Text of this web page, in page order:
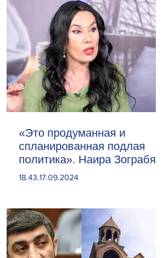
«Это продуманная и
спланированная подлая
политика». Наира Зограбян
18.43.17.09.2024